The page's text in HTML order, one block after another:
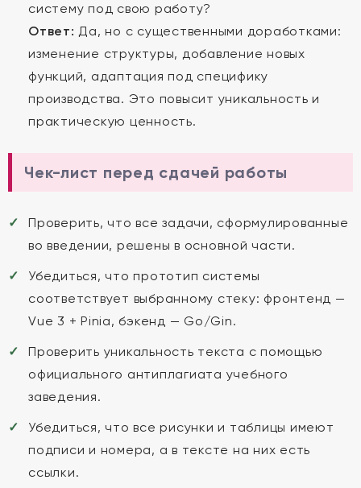
систему под свою работу?
Ответ: Да, но с существенными доработками:
изменение структуры, добавление новых
функций, адаптация под специфику
производства. Это повысит уникальность и
практическую ценность.
Чек-лист перед сдачей работы
Проверить, что все задачи, сформулированные
во введении, решены в основной части.
Убедиться, что прототип системы
соответствует выбранному стеку: фронтенд —
Vue 3 + Pinia, бэкенд — Go/Gin.
Проверить уникальность текста с помощью
официального антиплагиата учебного
заведения.
Убедиться, что все рисунки и таблицы имеют
подписи и номера, а в тексте на них есть
ссылки.